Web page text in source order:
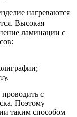
нагреваются
Высокая
ламинации с
с
Поэтому
таким способом